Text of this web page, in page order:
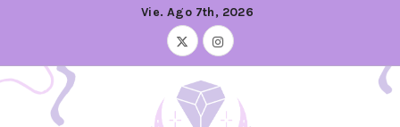
Vie. Ago 7th, 2026